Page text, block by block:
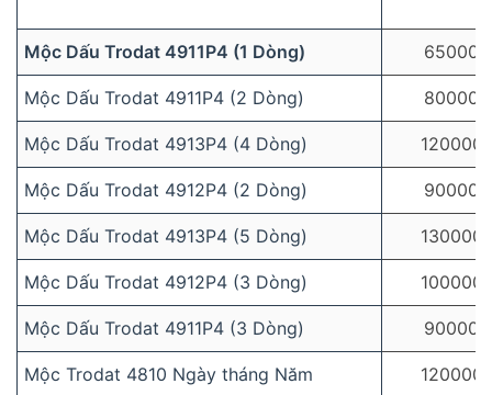
Mộc Dấu Trodat 4911P4 (1 Dòng) 65000
Mộc Dấu Trodat 4911P4 (2 Dòng) 80000
Mộc Dấu Trodat 4913P4 (4 Dòng) 120000
Mộc Dấu Trodat 4912P4 (2 Dòng) 90000
Mộc Dấu Trodat 4913P4 (5 Dòng) 130000
Mộc Dấu Trodat 4912P4 (3 Dòng) 100000
Mộc Dấu Trodat 4911P4 (3 Dòng) 90000
Mộc Trodat 4810 Ngày tháng Năm 120000